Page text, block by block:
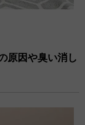
原因や臭い消し